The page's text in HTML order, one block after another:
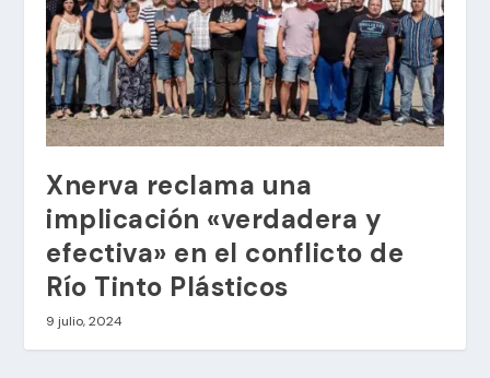
Xnerva reclama una
implicación «verdadera y
efectiva» en el conflicto de
Río Tinto Plásticos
9 julio, 2024